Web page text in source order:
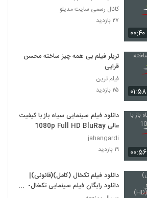
فیلم ایرانی من کارگرم
۲,۱۲۳ بازدید
دانلود فیلم سینمایی بیتابی بیتا
دانلود فیلم اطراف آرامش با کیفیت عالی
۴۶۳ بازدید
دانلود فیلم بغض با کیفیت عالی
۱,۵۰۱ بازدید
دانلود فیلم قصه پریا به کارگردانی فریدون
۰۰:۴۰
کانال رسمی سایت مدیلو
۲۷ بازدید
۰۱:۵۸
تریلر فیلم بی همه چیز ساخته محسن
قرایی
فیلم ترین
۲۵ بازدید
۰۰:۵۶
دانلود فیلم سینمایی سیاه باز با کیفیت
عالی 1080p Full HD BluRay
jahangardi
۱۹ بازدید
دانلود فیلم تکخال (کامل)(قانونی)|
دانلود رایگان فیلم سینمایی تکخال-